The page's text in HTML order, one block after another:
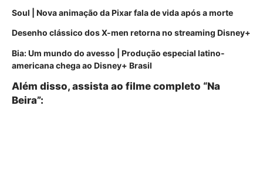
Soul | Nova animação da Pixar fala de vida após a morte
Desenho clássico dos X-men retorna no streaming Disney+
Bia: Um mundo do avesso | Produção especial latino-
americana chega ao Disney+ Brasil
Além disso, assista ao filme completo “Na
Beira”: